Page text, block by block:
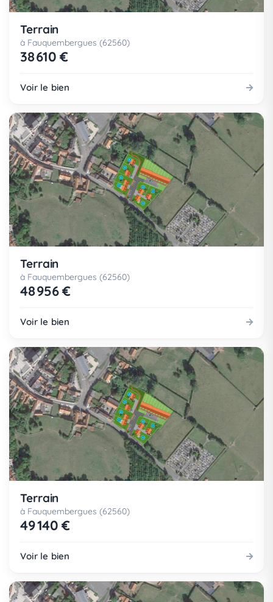
Terrain
à Fauquembergues (62560)
38 610 €
Voir le bien
Terrain
à Fauquembergues (62560)
48 956 €
Voir le bien
Terrain
à Fauquembergues (62560)
49 140 €
Voir le bien